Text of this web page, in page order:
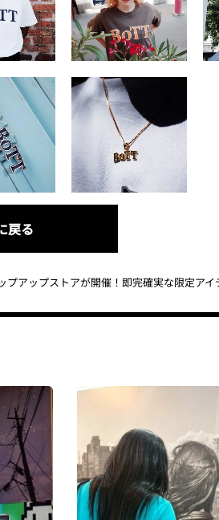
戻る
プアップストアが開催！即完確実な限定ア